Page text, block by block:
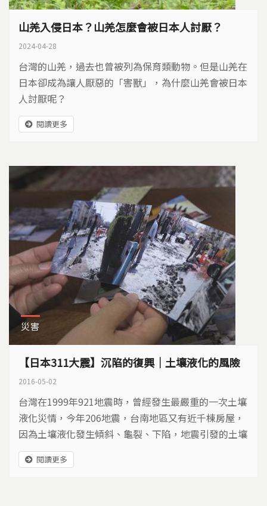
山羌入侵日本？山羌怎麼會被日本人討厭？
2024-04-28
台灣的山羌，過去也曾被列為保育類動物。但是山羌在
日本卻成為讓人厭惡的「害獸」，為什麼山羌會被日本
人討厭呢？
閱讀更多
災害
【日本311大震】沉陷的復興｜土壤液化的風險
2016-05-02
台灣在1999年921地震時，曾經發生最嚴重的一次土壤
液化災情，今年206地震，台南地區又有近千棟房屋，
因為土壤液化發生傾斜、龜裂、下陷，地震引發的土壤
液化災難，雖然不會要人命，卻傷財又傷神，是一場漫
長的長期抗戰… 日本311地震，造成日本史上受災範圍
閱讀更多